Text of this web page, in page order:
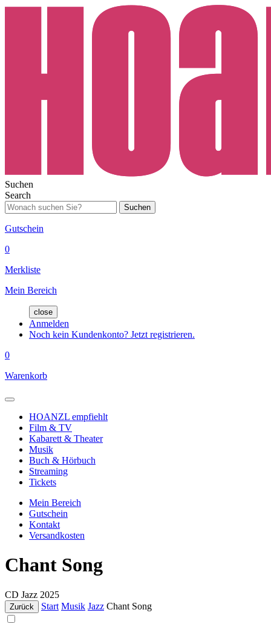
Suchen
Search
Suchen
Gutschein
0
Merkliste
Mein Bereich
close
Anmelden
Noch kein Kundenkonto? Jetzt registrieren.
0
Warenkorb
HOANZL empfiehlt
Film & TV
Kabarett & Theater
Musik
Buch & Hörbuch
Streaming
Tickets
Mein Bereich
Gutschein
Kontakt
Versandkosten
Chant Song
CD Jazz 2025
Zurück Start Musik Jazz Chant Song